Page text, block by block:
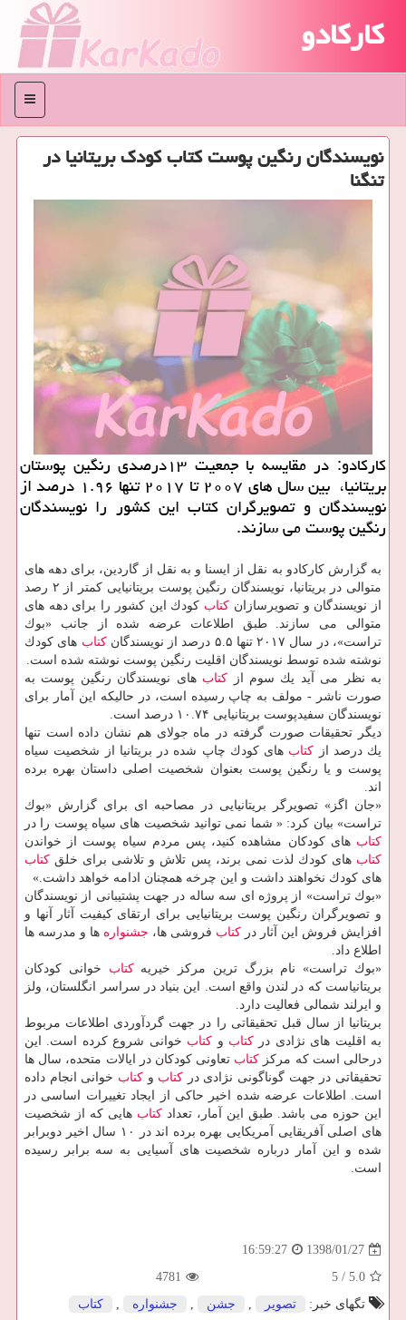
کارکادو
منو
نویسندگان رنگین پوست كتاب كودك بریتانیا در
تنگنا
كاركادو: در مقایسه با جمعیت ۱۳درصدی رنگین پوستان
بریتانیا، بین سال های ۲۰۰۷ تا ۲۰۱۷ تنها ۱.۹۶ درصد از
نویسندگان و تصویرگران كتاب این كشور را نویسندگان
رنگین پوست می سازند.
به گزارش كاركادو به نقل از ایسنا و به نقل از گاردین، برای دهه های
متوالی در بریتانیا، نویسندگان رنگین پوست بریتانیایی كمتر از ۲ رصد
از نویسندگان و تصویرسازان كتاب كودك این كشور را برای دهه های
متوالی می سازند. طبق اطلاعات عرضه شده از جانب «بوك
تراست»، در سال ۲۰۱۷ تنها ۵.۵ درصد از نویسندگان
كتاب های كودك
نوشته شده توسط نویسندگان اقلیت رنگین پوست نوشته شده است.
به نظر می آید یك سوم از كتاب های نویسندگان رنگین پوست به
صورت ناشر - مولف به چاپ رسیده است، در حالیكه این آمار برای
نویسندگان سفیدپوست بریتانیایی ۱۰.۷۴ درصد است.
دیگر تحقیقات صورت گرفته در ماه جولای هم نشان داده است تنها
یك درصد از كتاب های كودك چاپ شده در بریتانیا از شخصیت سیاه
پوست و یا رنگین پوست بعنوان شخصیت اصلی داستان بهره برده
اند.
«جان اگز» تصویرگر بریتانیایی در مصاحبه ای برای گزارش «بوك
تراست» بیان كرد: « شما نمی توانید شخصیت های سیاه پوست را در
كتاب های كودكان مشاهده كنید، پس مردم سیاه پوست از خواندن
كتاب های كودك لذت نمی برند، پس تلاش و تلاشی برای خلق كتاب
های كودك نخواهند داشت و این چرخه همچنان ادامه خواهد داشت.»
«بوك تراست» از پروژه ای سه ساله در جهت پشتیبانی از نویسندگان
و تصویرگران رنگین پوست بریتانیایی برای ارتقای كیفیت آثار آنها و
افزایش فروش این آثار در كتاب فروشی ها، جشنواره ها و مدرسه ها
اطلاع داد.
«بوك تراست» نام بزرگ ترین مركز خیریهكتاب خوانی كودكان
بریتانیاست كه در لندن واقع است. این بنیاد در سراسر انگلستان، ولز
و ایرلند شمالی فعالیت دارد.
بریتانیا از سال قبل تحقیقاتی را در جهت گردآوردی اطلاعات مربوط
به اقلیت های نژادی دركتاب و كتاب خوانی شروع كرده است. این
درحالی است كه مركز كتاب تعاونی كودكان در ایالات متحده، سال ها
تحقیقاتی در جهت گوناگونی نژادی در كتاب وكتاب خوانی انجام داده
است. اطلاعات عرضه شده اخیر حاكی از ایجاد تغییرات اساسی در
این حوزه می باشد. طبق این آمار، تعداد كتاب هایی كه از شخصیت
های اصلی آفریقایی آمریكایی بهره برده اند در ۱۰ سال اخیر دوبرابر
شده و این آمار درباره شخصیت های آسیایی به سه برابر رسیده
است.
1398/01/27
16:59:27
5.0
/
5
4781
تگهای خبر:
تصویر , جشن , جشنواره , كتاب